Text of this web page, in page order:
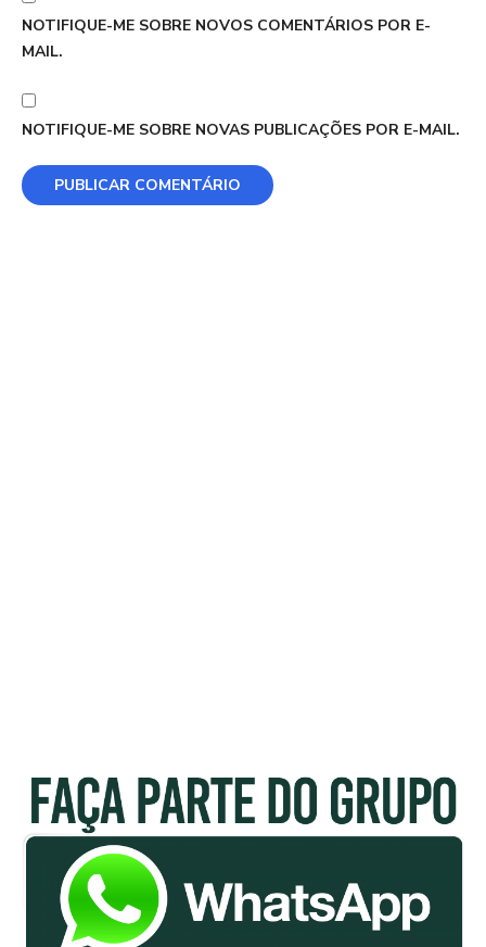
NOTIFIQUE-ME SOBRE NOVOS COMENTÁRIOS POR E-
MAIL.
NOTIFIQUE-ME SOBRE NOVAS PUBLICAÇÕES POR E-MAIL.